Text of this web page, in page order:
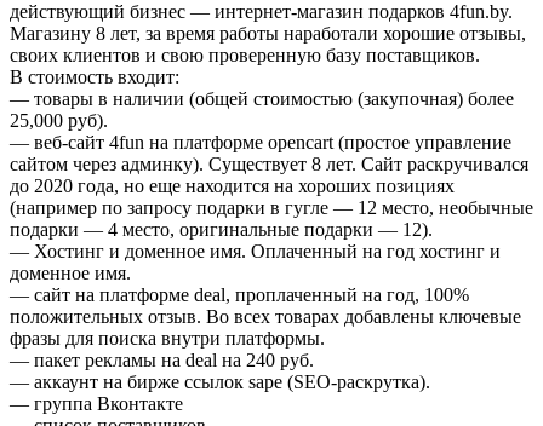
действующий бизнес — интернет-магазин подарков 4fun.by.
Магазину 8 лет, за время работы наработали хорошие отзывы,
своих клиентов и свою проверенную базу поставщиков.
В стоимость входит:
— товары в наличии (общей стоимостью (закупочная) более
25,000 руб).
— веб-сайт 4fun на платформе opencart (простое управление
сайтом через админку). Существует 8 лет. Сайт раскручивался
до 2020 года, но еще находится на хороших позициях
(например по запросу подарки в гугле — 12 место, необычные
подарки — 4 место, оригинальные подарки — 12).
— Хостинг и доменное имя. Оплаченный на год хостинг и
доменное имя.
— сайт на платформе deal, проплаченный на год, 100%
положительных отзыв. Во всех товарах добавлены ключевые
фразы для поиска внутри платформы.
— пакет рекламы на deal на 240 руб.
— аккаунт на бирже ссылок sape (SEO-раскрутка).
— группа Вконтакте